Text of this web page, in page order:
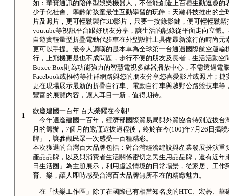
1
如：華寶通訊的陪伴型娛樂機器人，不僅能創造上百種生動逗趣
少子化社會、學齡前孩童最佳互動學習的玩伴；天瀚科技推出的
片及照片，更可輕鬆製作3D影片，只要一按錄影鍵，便可輕輕鬆
youtube等視訊平台跟好朋友分享，讓生活的記錄從平面走向立體
自遊實輕量型折疊電動代步車在外型設計上具備最新流行的時尚
更可以手提。最令人讚嘆的是本車為全球第一台通過國際航空運
行，上飛機更是也不成問題，步行不便的朋友及長者，生活活動
Boxee Box則為功能強力的智慧電視多媒器播放中心，不需透過電
Facebook或推特等社群網路與您的朋友分享您喜愛影片或照片；
更在現場展示最新的折疊自行車、電動自行車與越野公路競技車
豐富的展覽內容，讓人耳目一新，值得期待。
歡慶建國一百年 百大榮耀在今朝!
今年適逢建國一百年，經濟部國際貿易局與外貿協會特別選拔台
月的籌辦，7個月的嚴謹選拔過程後，終於在今(100)年7月26日揭
牌」，讓參觀民眾一次感受一百種精彩。
本次獲選的台灣百大品牌包括：對台灣經濟建設與產業發展扮演
產品品牌，以及與消費者生活關係密切之民生用品品牌，還有近
日生活圈」為主題展示，利用虛設情境的日常場景，從家居、工
育、樂，讓人即時感受台灣百大品牌無所不在的精緻魅力。
在「快樂工作區」除了在國際已有相當知名度的HTC、宏碁、